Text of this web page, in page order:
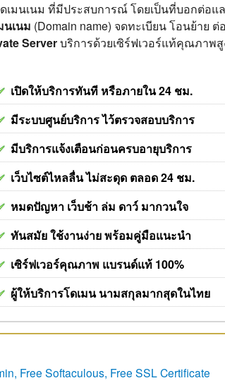
ดเมนเนม ที่มีประสบการณ์โดยเป็นที่บอกต่อแ
นเนม (Domain name) จดทะเบียน โอนย้าย
Serverบริการด้วยเซิร์ฟเวอร์แท้คุณภาพ
เปิดให้บริการทันที หรือภายใน 24 ชม.
มีระบบศูนย์บริการ ไว้ตรวจสอบบริการ
มีบริการแจ้งเตือนก่อนครบอายุบริการ
เว็บไซต์ไหลลื่น ไม่สะดุด ตลอด 24 ชม.
หมดปัญหา เว็บช้า ล่ม ดาว์ มากวนใจ
ทันสมัย ใช้งานง่าย พร้อมคู่มือแนะนำ
เซิร์ฟเวอร์คุณภาพ แบรนด์แท้ 100%
ผู้ให้บริการโดเมน นามสกุลมากสุดในไทย
Free Softaculous, Free SSL Certificate